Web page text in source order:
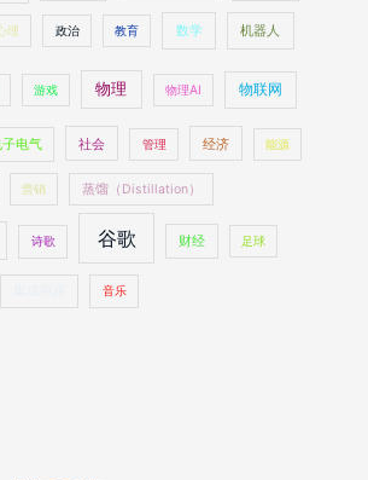
理 政治 教育 数学 机器人
游戏 物理 物理AI 物联网
子电气 社会 管理 经济 能源
营销 蒸馏（Distillation）
诗歌 谷歌 财经 足球
音乐